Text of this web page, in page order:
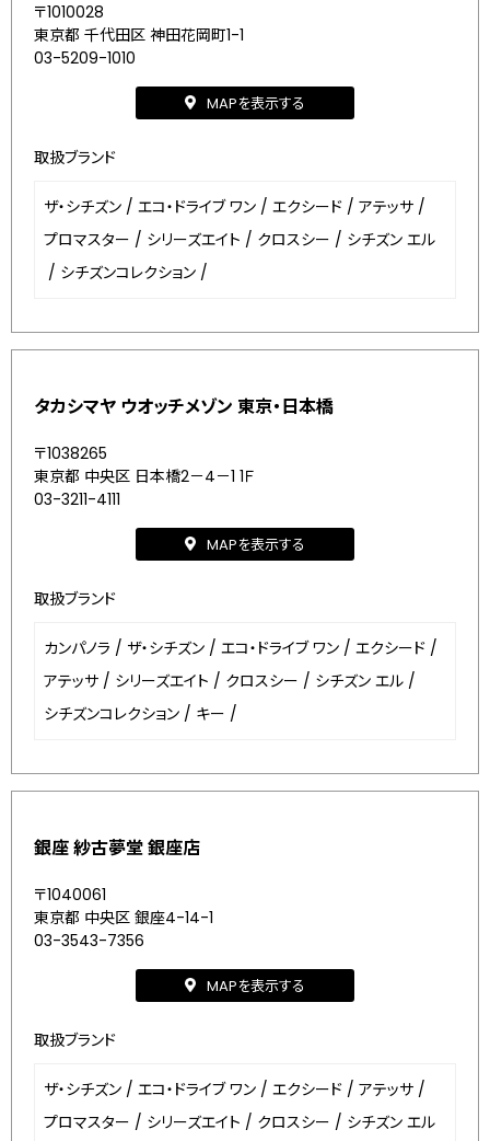
〒1010028
東京都 千代田区 神田花岡町1-1
03-5209-1010
MAPを表示する
取扱ブランド
ザ・シチズン / エコ・ドライブ ワン / エクシード / アテッサ /
プロマスター / シリーズエイト / クロスシー / シチズン エル
/ シチズンコレクション /
タカシマヤ ウオッチメゾン 東京・日本橋
〒1038265
東京都 中央区 日本橋2－4－1 1Ｆ
03-3211-4111
MAPを表示する
取扱ブランド
カンパノラ / ザ・シチズン / エコ・ドライブ ワン / エクシード /
アテッサ / シリーズエイト / クロスシー / シチズン エル /
シチズンコレクション / キー /
銀座 紗古夢堂 銀座店
〒1040061
東京都 中央区 銀座4-14-1
03-3543-7356
MAPを表示する
取扱ブランド
ザ・シチズン / エコ・ドライブ ワン / エクシード / アテッサ /
プロマスター / シリーズエイト / クロスシー / シチズン エル